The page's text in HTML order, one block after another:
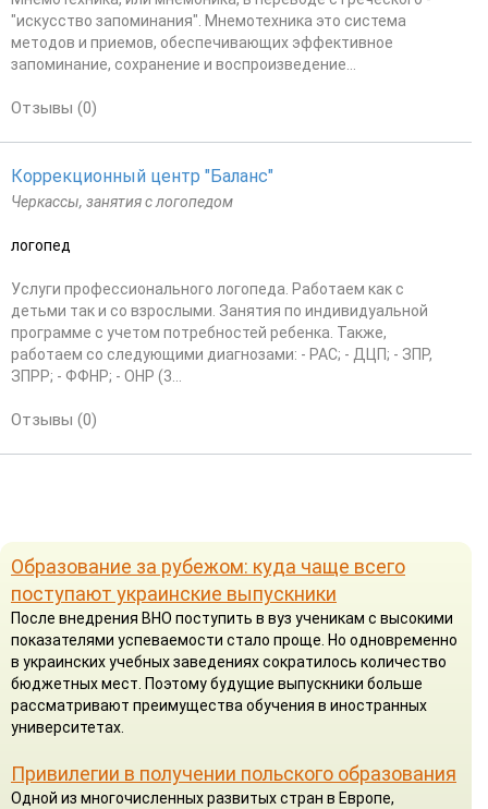
"искусство запоминания". Мнемотехника это система
методов и приемов, обеспечивающих эффективное
запоминание, сохранение и воспроизведение...
Отзывы (0)
Коррекционный центр "Баланс"
Черкассы, занятия с логопедом
логопед
Услуги профессионального логопеда. Работаем как с
детьми так и со взрослыми. Занятия по индивидуальной
программе с учетом потребностей ребенка. Также,
работаем со следующими диагнозами: - РАС; - ДЦП; - ЗПР,
ЗПРР; - ФФНР; - ОНР (3...
Отзывы (0)
Образование за рубежом: куда чаще всего
поступают украинские выпускники
После внедрения ВНО поступить в вуз ученикам с высокими
показателями успеваемости стало проще. Но одновременно
в украинских учебных заведениях сократилось количество
бюджетных мест. Поэтому будущие выпускники больше
рассматривают преимущества обучения в иностранных
университетах.
Привилегии в получении польского образования
Одной из многочисленных развитых стран в Европе,